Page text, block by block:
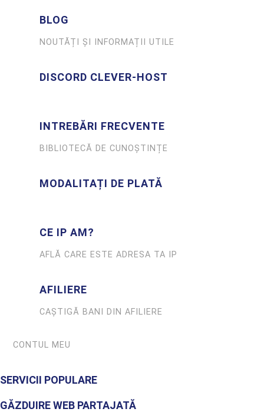
BLOG
NOUTĂȚI ȘI INFORMAȚII UTILE
DISCORD CLEVER-HOST
INTREBĂRI FRECVENTE
BIBLIOTECĂ DE CUNOȘTINȚE
MODALITAȚI DE PLATĂ
CE IP AM?
AFLĂ CARE ESTE ADRESA TA IP
AFILIERE
CAȘTIGĂ BANI DIN AFILIERE
CONTUL MEU
SERVICII POPULARE
GĂZDUIRE WEB PARTAJATĂ